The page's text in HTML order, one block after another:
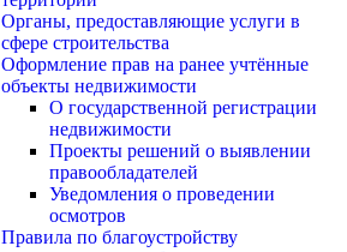
Органы, предоставляющие услуги в
сфере строительства
Оформление прав на ранее учтённые
объекты недвижимости
О государственной регистрации
недвижимости
Проекты решений о выявлении
правообладателей
Уведомления о проведении
осмотров
Правила по благоустройству